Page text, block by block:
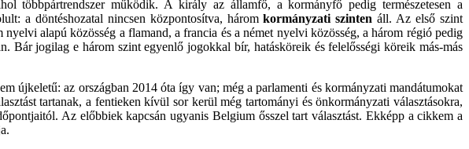
többpártrendszer működik. A király az államfő, a kormányfő pedig természetesen a
a döntéshozatal nincsen központosítva, háromkormányzati szinten áll. Az első szint
alapú közösség a flamand, a francia és a német nyelvi közösség, a három régió pedig
Bár jogilag e három szint egyenlő jogokkal bír, hatásköreik és felelősségi köreik más-más
újkeletű: az országban 2014 óta így van; még a parlamenti és kormányzati mandátumokat
tartanak, a fentieken kívül sor kerül még tartományi és önkormányzati választásokra,
Az előbbiek kapcsán ugyanis Belgium ősszel tart választást. Ekképp a cikkem a